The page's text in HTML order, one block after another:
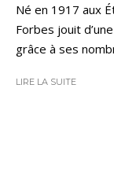
Né en 1917 aux
Forbes jouit
grâce à ses
LIRE LA SUITE